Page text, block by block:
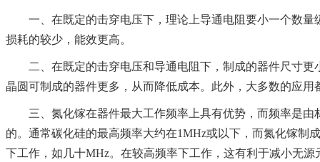
一、在既定的击穿电压下，理论上导通电阻要小一个数量
损耗的较少，能效更高。
二、在既定的击穿电压和导通电阻下，制成的器件尺寸
晶圆可制成的器件更多，从而降低成本。此外，大多数的应用
三、氮化镓在器件最大工作频率上具有优势，而频率是由
的。通常碳化硅的最高频率大约在1MHz或以下，而氮化镓制
下工作，如几十MHz。在较高频率下工作，这有利于减小无